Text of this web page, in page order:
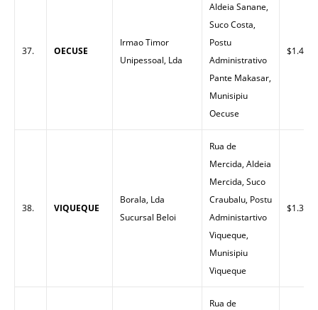
37. OECUSE
Irmao Timor
Unipessoal, Lda
Aldeia Sanane,
Suco Costa,
Postu
Administrativo
Pante Makasar,
Munisipiu
Oecuse
$1.40
38. VIQUEQUE
Borala, Lda
Sucursal Beloi
Rua de
Mercida, Aldeia
Mercida, Suco
Craubalu, Postu
Administartivo
Viqueque,
Munisipiu
Viqueque
$1.32
Rua de